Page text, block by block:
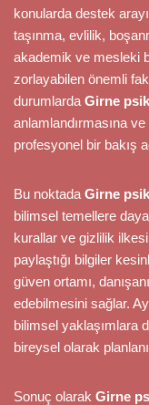
konularda destek
taşınma, evlilik,
akademik ve mesleki
zorlayabilen önemli
durumlarda Girne
anlamlandırmasına
profesyonel bir bakış
Bu noktada Girne
bilimsel temellere
kurallar ve gizlilik
paylaştığı bilgiler
güven ortamı,
edebilmesini sağlar.
bilimsel yaklaşımlara
bireysel olarak
Sonuç olarak Girne